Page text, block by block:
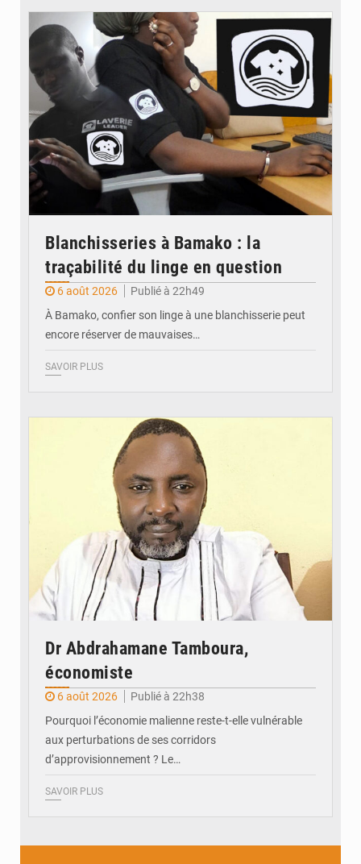
Blanchisseries à Bamako : la
traçabilité du linge en question
6 août 2026
Publié à 22h49
À Bamako, confier son linge à une blanchisserie peut
encore réserver de mauvaises…
SAVOIR PLUS
Dr Abdrahamane Tamboura,
économiste
6 août 2026
Publié à 22h38
Pourquoi l’économie malienne reste-t-elle vulnérable
aux perturbations de ses corridors
d’approvisionnement ? Le…
SAVOIR PLUS